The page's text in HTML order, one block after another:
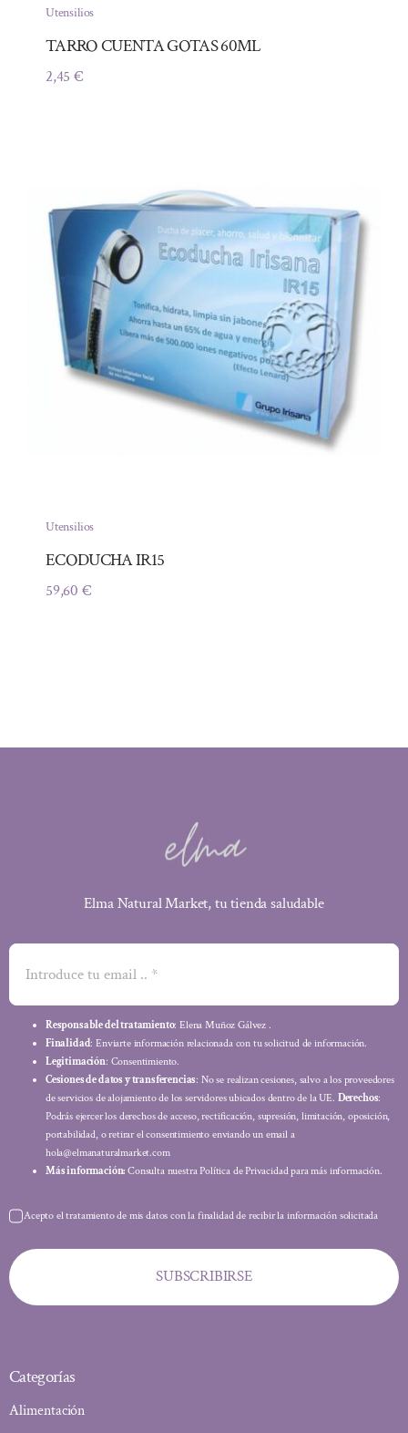
Utensilios
TARRO CUENTA GOTAS 60ML
2,45€
Utensilios
ECODUCHA IR15
59,60 €
Elma Natural Market, tu tienda saludable
Responsable del tratamiento: Elena Muñoz Gálvez .
Finalidad: Enviarte información relacionada con tu solicitud de información.
Legitimación: Consentimiento.
Cesiones de datos y transferencias: No se realizan cesiones, salvo a los proveedores
de servicios de alojamiento de los servidores ubicados dentro de la UE. Derechos:
Podrás ejercer los derechos de acceso, rectificación, supresión, limitación, oposición,
portabilidad, o retirar el consentimiento enviando un email a
hola@elmanaturalmarket.com
Más información: Consulta nuestra Política de Privacidad para más información.
Acepto el tratamiento de mis datos con la finalidad de recibir la información solicitada
SUBSCRIBIRSE
Categorías
Alimentación